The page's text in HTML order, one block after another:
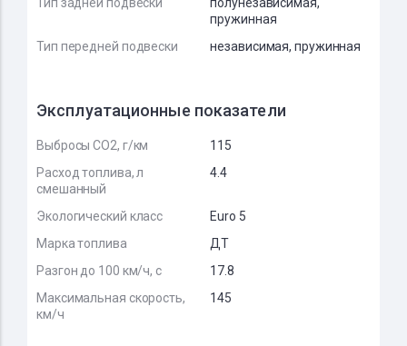
пружинная
Тип передней подвески
независимая, пружинная
Эксплуатационные показатели
Выбросы CO2, г/км
115
Расход топлива, л
смешанный
4.4
Экологический класс
Euro 5
Марка топлива
ДТ
Разгон до 100 км/ч, с
17.8
Максимальная скорость,
км/ч
145